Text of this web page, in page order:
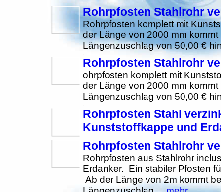
Rohrpfosten Stahlrohr
Rohrpfosten komplett mit
der Länge von 2000 mm
Längenzuschlag von 50,00 €
Rohrpfosten Stahlrohr
ohrpfosten komplett mit
der Länge von 2000 mm
Längenzuschlag von 50,00 €
Rohrpfosten Stahl
Kunststoffkappe und
Rohrpfosten Stahlrohr
Rohrpfosten aus Stahlrohr
Erdanker. Ein stabiler Pfosten
Ab der Länge von 2m kommt